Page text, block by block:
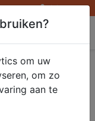
Inloggen
om uw
om zo
aan te